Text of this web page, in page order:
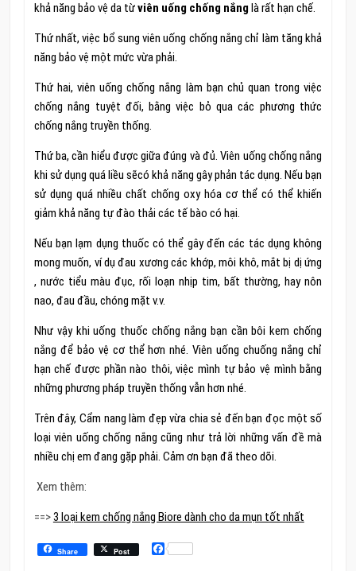
khả năng bảo vệ da từviên uống chống nắnglà rất hạn chế.
Thứ nhất, việc bổ sung viên uống chống nắng chỉ làm tăng khả
năng bảo vệ một mức vừa phải.
Thứ hai, viên uống chống nắng làm bạn chủ quan trong việc
chống nắng tuyệt đối, bằng việc bỏ qua các phương thức
chống nắng truyền thống.
Thứ ba, cần hiểu được giữa đúng và đủ. Viên uống chống nắng
khi sử dụng quá liều sẽcó khả năng gây phản tác dụng. Nếu bạn
sử dụng quá nhiều chất chống oxy hóa cơ thể có thể khiến
giảm khả năng tự đào thải các tế bào có hại.
Nếu bạn lạm dụng thuốc có thể gây đến các tác dụng không
mong muốn, ví dụ đau xương các khớp, môi khô, mắt bị dị ứng
, nước tiểu màu đục, rối loạn nhịp tim, bất thường, hay nôn
nao, đau đầu, chóng mặt v.v.
Như vậy khi uống thuốc chống nắng bạn cần bôi kem chống
nắng để bảo vệ cơ thể hơn nhé. Viên uống chuống nắng chỉ
hạn chế được phần nào thôi, việc mình tự bảo vệ mình bằng
những phương pháp truyền thống vẫn hơn nhé.
Trên đây, Cẩm nang làm đẹp vừa chia sẻ đến bạn đọc một số
loại viên uống chống nắng cũng như trả lời những vấn đề mà
nhiều chị em đang gặp phải. Cảm ơn bạn đã theo dõi.
Xem thêm:
==>3 loại kem chống nắng Biore dành cho da mụn tốt nhất
Share Post Facebook